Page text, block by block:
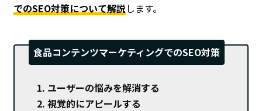
でのSEO対策について解説します。
食品コンテンツマーケティングでのSEO対策
ユーザーの悩みを解消する
視覚的にアピールする